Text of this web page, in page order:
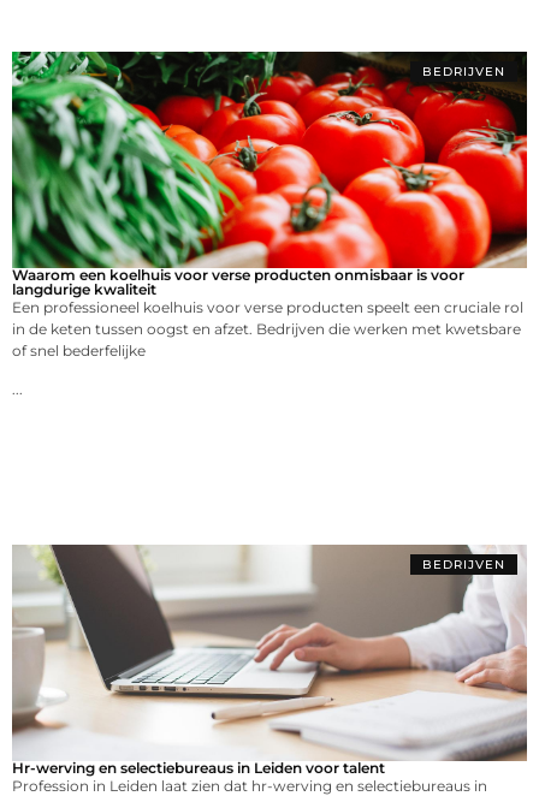
BEDRIJVEN
Waarom een koelhuis voor verse producten onmisbaar is voor
langdurige kwaliteit
Een professioneel koelhuis voor verse producten speelt een cruciale rol
in de keten tussen oogst en afzet. Bedrijven die werken met kwetsbare
of snel bederfelijke
...
BEDRIJVEN
Hr-werving en selectiebureaus in Leiden voor talent
Profession in Leiden laat zien dat hr-werving en selectiebureaus in